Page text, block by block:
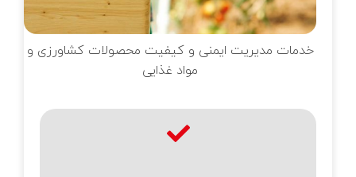
ساختمان
طرح و پروژه
تماس با ما
خدمات مدیریت ایمنی و کیفیت محصولات کشاورزی و
مواد غذایی